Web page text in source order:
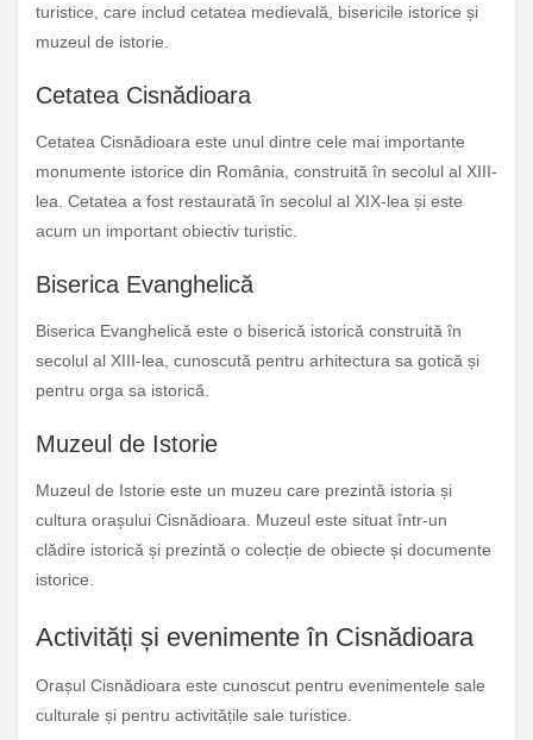
turistice, care includ cetatea medievală, bisericile istorice și
muzeul de istorie.
Cetatea Cisnădioara
Cetatea Cisnădioara este unul dintre cele mai importante
monumente istorice din România, construită în secolul al XIII-
lea. Cetatea a fost restaurată în secolul al XIX-lea și este
acum un important obiectiv turistic.
Biserica Evanghelică
Biserica Evanghelică este o biserică istorică construită în
secolul al XIII-lea, cunoscută pentru arhitectura sa gotică și
pentru orga sa istorică.
Muzeul de Istorie
Muzeul de Istorie este un muzeu care prezintă istoria și
cultura orașului Cisnădioara. Muzeul este situat într-un
clădire istorică și prezintă o colecție de obiecte și documente
istorice.
Activități și evenimente în Cisnădioara
Orașul Cisnădioara este cunoscut pentru evenimentele sale
culturale și pentru activitățile sale turistice.